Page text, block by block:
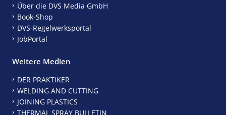
Über die DVS Media GmbH
Book-Shop
DVS-Regelwerksportal
JobPortal
Weitere Medien
DER PRAKTIKER
WELDING AND CUTTING
JOINING PLASTICS
THERMAL SPRAY BULLETIN